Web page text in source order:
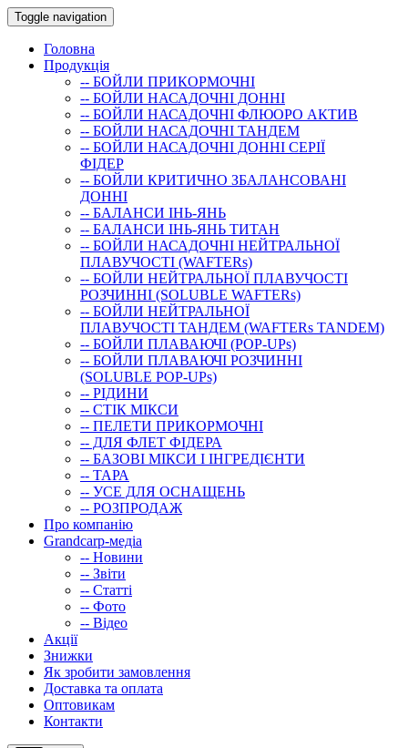
Toggle navigation
Головна
Продукція
-- БОЙЛИ ПРИКОРМОЧНI
-- БОЙЛИ НАСАДОЧНI ДОННI
-- БОЙЛИ НАСАДОЧНІ ФЛЮОРО АКТИВ
-- БОЙЛИ НАСАДОЧНІ ТАНДЕМ
-- БОЙЛИ НАСАДОЧНI ДОННI СЕРIÏ
ФIДЕР
-- БОЙЛИ КРИТИЧНО ЗБАЛАНСОВАНІ
ДОННІ
-- БАЛАНСИ ІНЬ-ЯНЬ
-- БАЛАНСИ ІНЬ-ЯНЬ ТИТАН
-- БОЙЛИ НАСАДОЧНI НЕЙТРАЛЬНОÏ
ПЛАВУЧОСТI (WAFTERs)
-- БОЙЛИ НЕЙТРАЛЬНОЇ ПЛАВУЧОСТІ
РОЗЧИННІ (SOLUBLE WAFTERs)
-- БОЙЛИ НЕЙТРАЛЬНОЇ
ПЛАВУЧОСТІ ТАНДЕМ (WAFTERs TANDEM)
-- БОЙЛИ ПЛАВАЮЧІ (POP-UPs)
-- БОЙЛИ ПЛАВАЮЧI РОЗЧИННI
(SOLUBLE POP-UPs)
-- РIДИНИ
-- СТIК МIКСИ
-- ПЕЛЕТИ ПРИКОРМОЧНІ
-- ДЛЯ ФЛЕТ ФІДЕРА
-- БАЗОВІ МІКСИ І ІНГРЕДІЄНТИ
-- ТАРА
-- УСЕ ДЛЯ ОСНАЩЕНЬ
-- РОЗПРОДАЖ
Про компанію
Grandcarp-медіа
-- Новини
-- Звіти
-- Статті
-- Фото
-- Відео
Акції
Знижки
Як зробити замовлення
Доставка та оплата
Оптовикам
Контакти